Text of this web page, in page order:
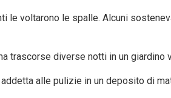
le voltarono le spalle. Alcuni
trascorse diverse notti in un giardino
alle pulizie in un deposito di